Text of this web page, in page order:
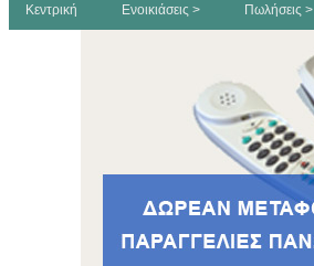
Κεντρική
Ενοικιάσεις > Πωλήσεις >